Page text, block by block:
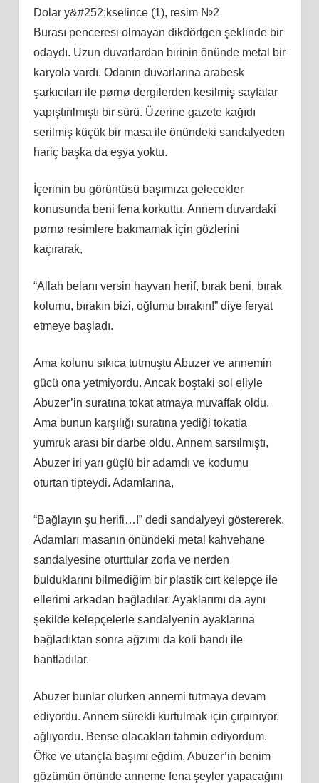
Dolar y&#252;kselince (1), resim №2
Burası penceresi olmayan dikdörtgen şeklinde bir
odaydı. Uzun duvarlardan birinin önünde metal bir
karyola vardı. Odanın duvarlarına arabesk
şarkıcıları ile pørnø dergilerden kesilmiş sayfalar
yapıştırılmıştı bir sürü. Üzerine gazete kağıdı
serilmiş küçük bir masa ile önündeki sandalyeden
hariç başka da eşya yoktu.
İçerinin bu görüntüsü başımıza gelecekler
konusunda beni fena korkuttu. Annem duvardaki
pørnø resimlere bakmamak için gözlerini
kaçırarak,
“Allah belanı versin hayvan herif, bırak beni, bırak
kolumu, bırakın bizi, oğlumu bırakın!” diye feryat
etmeye başladı.
Ama kolunu sıkıca tutmuştu Abuzer ve annemin
gücü ona yetmiyordu. Ancak boştaki sol eliyle
Abuzer’in suratına tokat atmaya muvaffak oldu.
Ama bunun karşılığı suratına yediği tokatla
yumruk arası bir darbe oldu. Annem sarsılmıştı,
Abuzer iri yarı güçlü bir adamdı ve kodumu
oturtan tipteydi. Adamlarına,
“Bağlayın şu herifi…!” dedi sandalyeyi göstererek.
Adamları masanın önündeki metal kahvehane
sandalyesine oturttular zorla ve nerden
bulduklarını bilmediğim bir plastik cırt kelepçe ile
ellerimi arkadan bağladılar. Ayaklarımı da aynı
şekilde kelepçelerle sandalyenin ayaklarına
bağladıktan sonra ağzımı da koli bandı ile
bantladılar.
Abuzer bunlar olurken annemi tutmaya devam
ediyordu. Annem sürekli kurtulmak için çırpınıyor,
ağlıyordu. Bense olacakları tahmin ediyordum.
Öfke ve utançla başımı eğdim. Abuzer’in benim
gözümün önünde anneme fena şeyler yapacağını